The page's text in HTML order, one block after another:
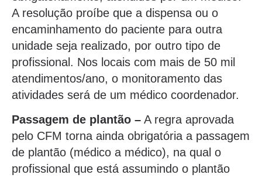
A resolução proíbe que a dispensa ou o
encaminhamento do paciente para outra
unidade seja realizado, por outro tipo de
profissional. Nos locais com mais de 50 mil
atendimentos/ano, o monitoramento das
atividades será de um médico coordenador.
Passagem de plantão – A regra aprovada
pelo CFM torna ainda obrigatória a passagem
de plantão (médico a médico), na qual o
profissional que está assumindo o plantão